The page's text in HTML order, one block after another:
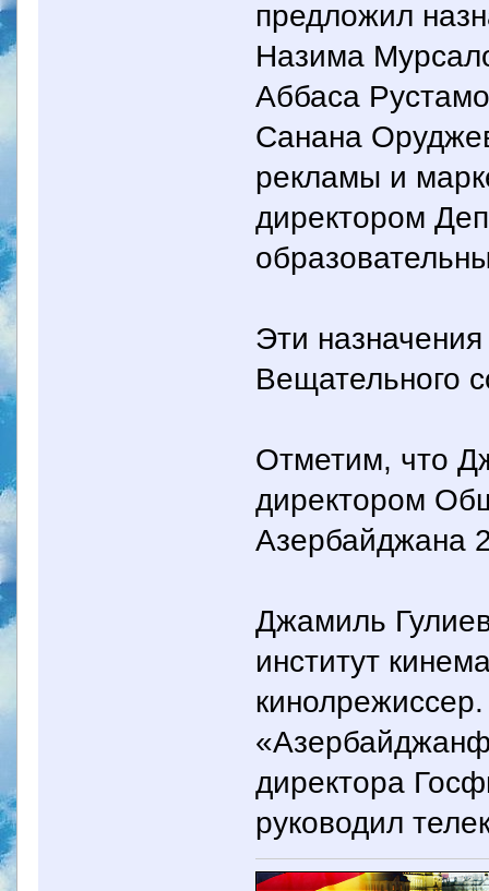
предложил
Назима
Аббаса
Санана
рекламы и
директором
Эти
Вещательного
Отметим, что
директором
Азербайджана
Джамиль
институт
директора
руководил